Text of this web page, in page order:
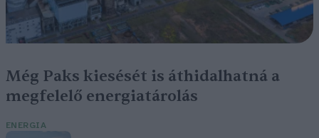
Még Paks kiesését is áthidalhatná a
megfelelő energiatárolás
ENERGIA